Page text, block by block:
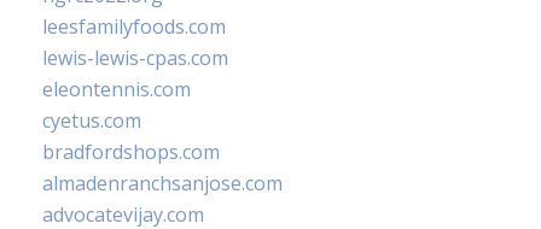
leesfamilyfoods.com
lewis-lewis-cpas.com
eleontennis.com
cyetus.com
bradfordshops.com
almadenranchsanjose.com
advocatevijay.com